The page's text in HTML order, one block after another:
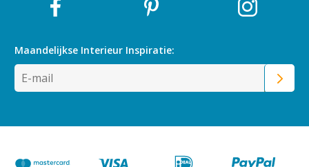
Maandelijkse Interieur Inspiratie: